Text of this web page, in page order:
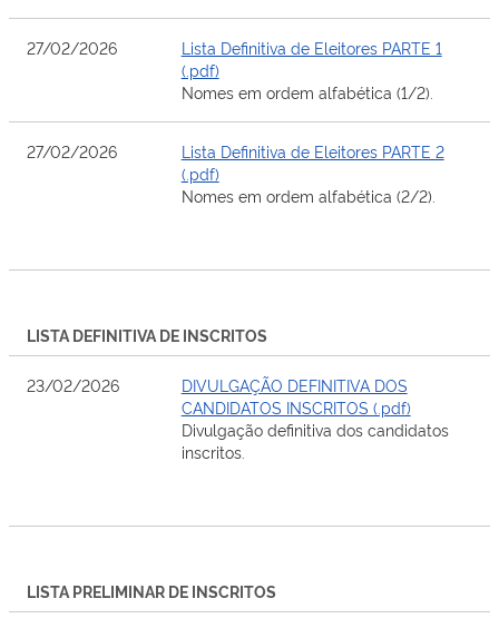
27/02/2026
Lista Definitiva de Eleitores PARTE 1
(.pdf)
Nomes em ordem alfabética (1/2).
27/02/2026
Lista Definitiva de Eleitores PARTE 2
(.pdf)
Nomes em ordem alfabética (2/2).
LISTA DEFINITIVA DE INSCRITOS
23/02/2026
DIVULGAÇÃO DEFINITIVA DOS
CANDIDATOS INSCRITOS (.pdf)
Divulgação definitiva dos candidatos
inscritos.
LISTA PRELIMINAR DE INSCRITOS